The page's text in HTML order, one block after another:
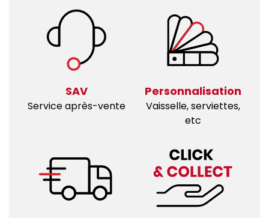
SAV
Service après-vente
Personnalisation
Vaisselle, serviettes,
etc